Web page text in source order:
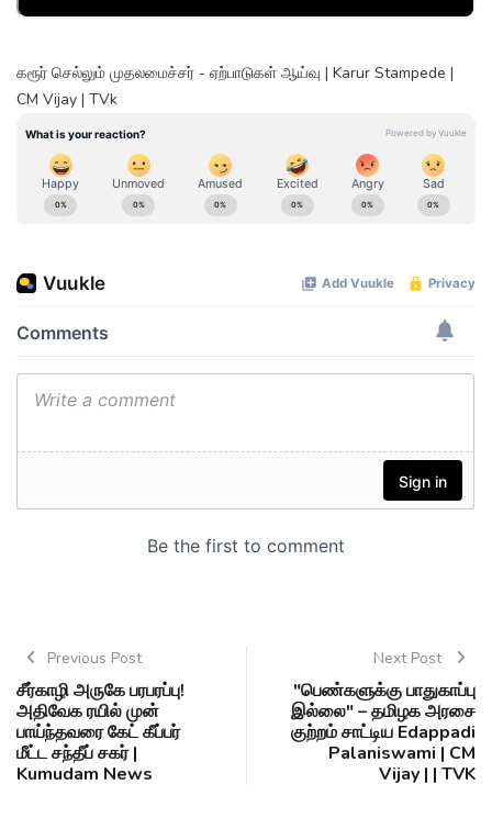
கரூர் செல்லும் முதலமைச்சர் - ஏற்பாடுகள் ஆய்வு | Karur Stampede |
CM Vijay | TVk
Previous Post
சீர்காழி அருகே பரபரப்பு!
அதிவேக ரயில் முன்
பாய்ந்தவரை கேட் கீப்பர்
மீட்ட சந்தீப் சகர் |
Kumudam News
Next Post
"பெண்களுக்கு பாதுகாப்பு
இல்லை" – தமிழக அரசை
குற்றம் சாட்டிய Edappadi
Palaniswami | CM
Vijay | | TVK